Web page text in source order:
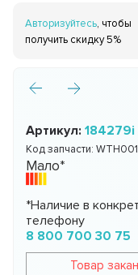
Авторизуйтесь, чтобы
получить скидку 5%
Артикул:184279i
Код запчасти:
Мало*
*Наличие в
телефону
8 800 700 30 75
Товар